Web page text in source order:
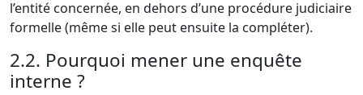
l’entité concernée, en dehors d’une procédure judiciaire
formelle (même si elle peut ensuite la compléter).
2.2. Pourquoi mener une enquête
interne ?